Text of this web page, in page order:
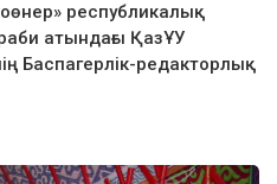
республикалық
атындағы ҚазҰУ
Баспагерлік-редакторлық